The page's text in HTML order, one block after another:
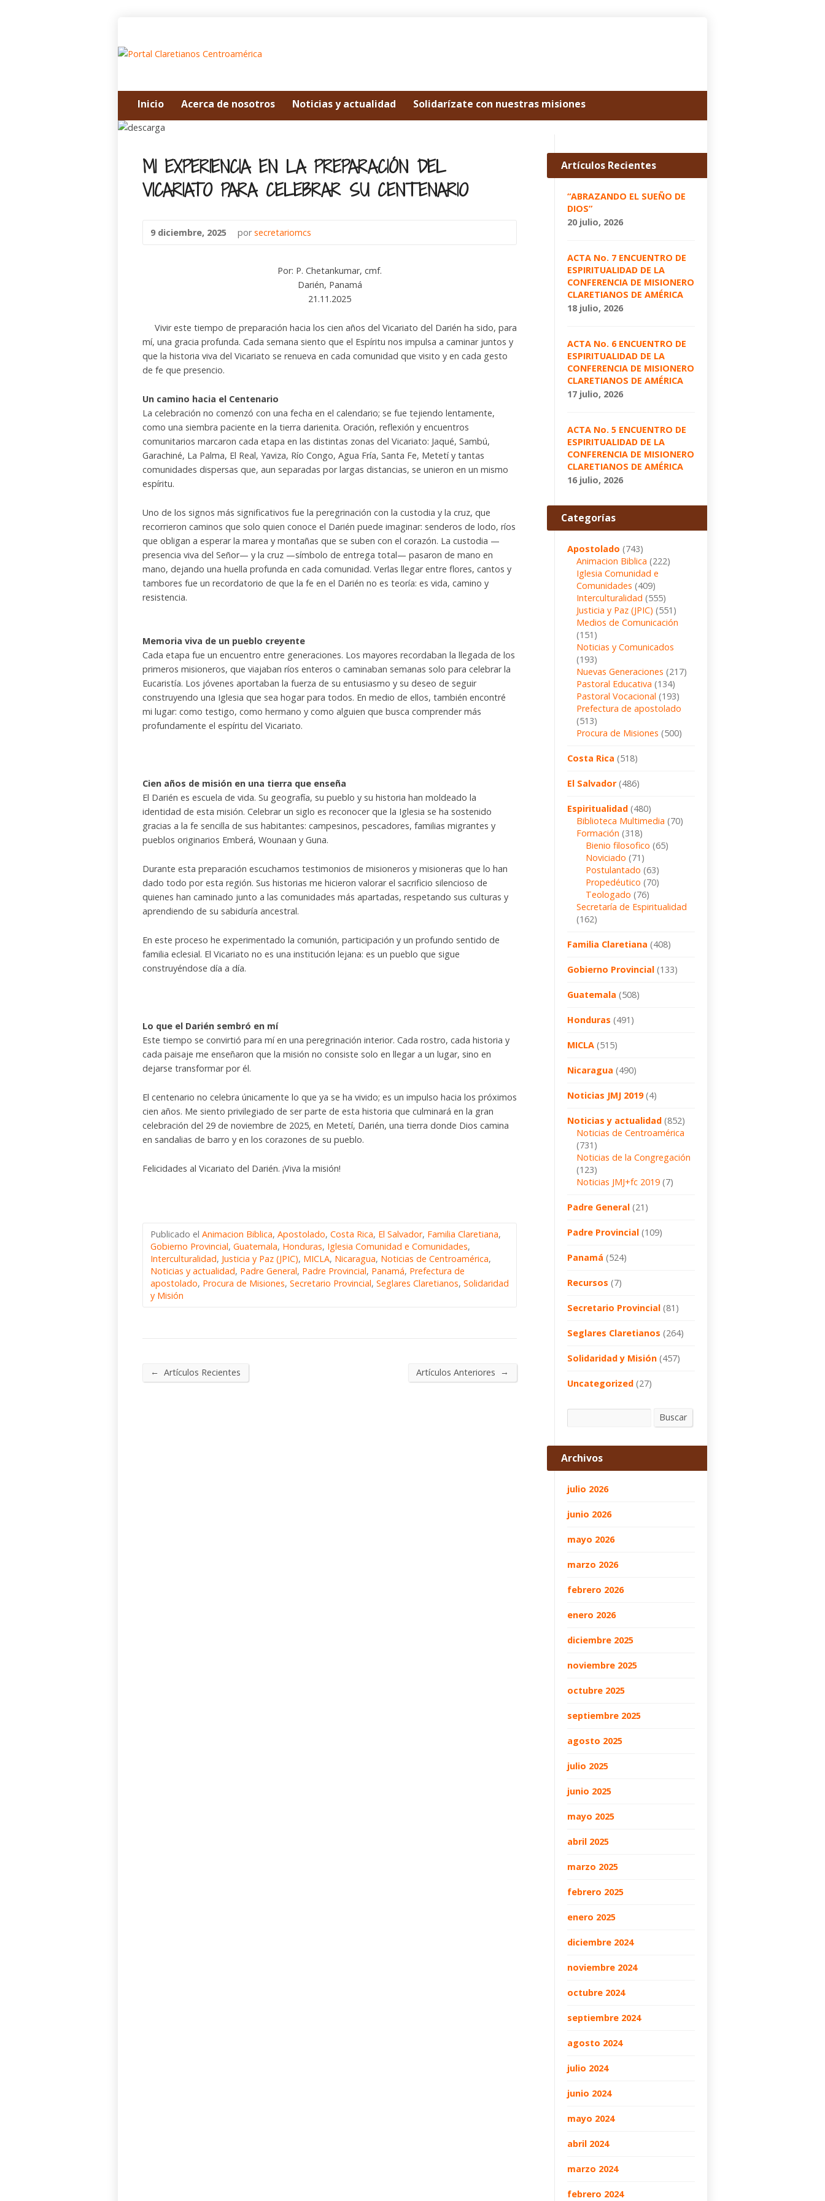
Inicio Acerca de nosotros Noticias y actualidad Solidarízate con nuestras misiones
MI EXPERIENCIA EN LA PREPARACIÓN DEL
VICARIATO PARA CELEBRAR SU CENTENARIO
9 diciembre, 2025 porsecretariomcs
Por: P. Chetankumar, cmf.
Darién, Panamá
21.11.2025
Vivir este tiempo de preparación hacia los cien años del Vicariato del Darién ha sido, para
mí, una gracia profunda. Cada semana siento que el Espíritu nos impulsa a caminar juntos y
que la historia viva del Vicariato se renueva en cada comunidad que visito y en cada gesto
de fe que presencio.
Un camino hacia el Centenario
La celebración no comenzó con una fecha en el calendario; se fue tejiendo lentamente,
como una siembra paciente en la tierra darienita. Oración, reflexión y encuentros
comunitarios marcaron cada etapa en las distintas zonas del Vicariato: Jaqué, Sambú,
Garachiné, La Palma, El Real, Yaviza, Río Congo, Agua Fría, Santa Fe, Metetí y tantas
comunidades dispersas que, aun separadas por largas distancias, se unieron en un mismo
espíritu.
Uno de los signos más significativos fue la peregrinación con la custodia y la cruz, que
recorrieron caminos que solo quien conoce el Darién puede imaginar: senderos de lodo, ríos
que obligan a esperar la marea y montañas que se suben con el corazón. La custodia —
presencia viva del Señor— y la cruz —símbolo de entrega total— pasaron de mano en
mano, dejando una huella profunda en cada comunidad. Verlas llegar entre flores, cantos y
tambores fue un recordatorio de que la fe en el Darién no es teoría: es vida, camino y
resistencia.
Memoria viva de un pueblo creyente
Cada etapa fue un encuentro entre generaciones. Los mayores recordaban la llegada de los
primeros misioneros, que viajaban ríos enteros o caminaban semanas solo para celebrar la
Eucaristía. Los jóvenes aportaban la fuerza de su entusiasmo y su deseo de seguir
construyendo una Iglesia que sea hogar para todos. En medio de ellos, también encontré
mi lugar: como testigo, como hermano y como alguien que busca comprender más
profundamente el espíritu del Vicariato.
Cien años de misión en una tierra que enseña
El Darién es escuela de vida. Su geografía, su pueblo y su historia han moldeado la
identidad de esta misión. Celebrar un siglo es reconocer que la Iglesia se ha sostenido
gracias a la fe sencilla de sus habitantes: campesinos, pescadores, familias migrantes y
pueblos originarios Emberá, Wounaan y Guna.
Durante esta preparación escuchamos testimonios de misioneros y misioneras que lo han
dado todo por esta región. Sus historias me hicieron valorar el sacrificio silencioso de
quienes han caminado junto a las comunidades más apartadas, respetando sus culturas y
aprendiendo de su sabiduría ancestral.
En este proceso he experimentado la comunión, participación y un profundo sentido de
familia eclesial. El Vicariato no es una institución lejana: es un pueblo que sigue
construyéndose día a día.
Lo que el Darién sembró en mí
Este tiempo se convirtió para mí en una peregrinación interior. Cada rostro, cada historia y
cada paisaje me enseñaron que la misión no consiste solo en llegar a un lugar, sino en
dejarse transformar por él.
El centenario no celebra únicamente lo que ya se ha vivido; es un impulso hacia los próximos
cien años. Me siento privilegiado de ser parte de esta historia que culminará en la gran
celebración del 29 de noviembre de 2025, en Metetí, Darién, una tierra donde Dios camina
en sandalias de barro y en los corazones de su pueblo.
Felicidades al Vicariato del Darién. ¡Viva la misión!
Publicado el Animacion Biblica, Apostolado, Costa Rica, El Salvador, Familia Claretiana,
Gobierno Provincial, Guatemala, Honduras, Iglesia Comunidad e Comunidades,
Interculturalidad, Justicia y Paz (JPIC), MICLA, Nicaragua, Noticias de Centroamérica,
Noticias y actualidad, Padre General, Padre Provincial, Panamá, Prefectura de
apostolado, Procura de Misiones, Secretario Provincial, Seglares Claretianos, Solidaridad
y Misión
← Artículos Recientes Artículos Anteriores →
Artículos Recientes
“ABRAZANDO EL SUEÑO DE
DIOS”
20 julio, 2026
ACTA No. 7 ENCUENTRO DE
ESPIRITUALIDAD DE LA
CONFERENCIA DE MISIONERO
CLARETIANOS DE AMÉRICA
18 julio, 2026
ACTA No. 6 ENCUENTRO DE
ESPIRITUALIDAD DE LA
CONFERENCIA DE MISIONERO
CLARETIANOS DE AMÉRICA
17 julio, 2026
ACTA No. 5 ENCUENTRO DE
ESPIRITUALIDAD DE LA
CONFERENCIA DE MISIONERO
CLARETIANOS DE AMÉRICA
16 julio, 2026
Categorías
Apostolado (743)
Animacion Biblica (222)
Iglesia Comunidad e
Comunidades (409)
Interculturalidad (555)
Justicia y Paz (JPIC) (551)
Medios de Comunicación
(151)
Noticias y Comunicados
(193)
Nuevas Generaciones (217)
Pastoral Educativa (134)
Pastoral Vocacional (193)
Prefectura de apostolado
(513)
Procura de Misiones (500)
Costa Rica (518)
El Salvador(486)
Espiritualidad (480)
Biblioteca Multimedia (70)
Formación (318)
Bienio filosofico (65)
Noviciado (71)
Postulantado (63)
Propedéutico (70)
Teologado (76)
Secretaría de Espiritualidad
(162)
Familia Claretiana (408)
Gobierno Provincial (133)
Guatemala (508)
Honduras (491)
MICLA (515)
Nicaragua (490)
Noticias JMJ 2019(4)
Noticias y actualidad (852)
Noticias de Centroamérica
(731)
Noticias de la Congregación
(123)
Noticias JMJ+fc 2019 (7)
Padre General (21)
Padre Provincial (109)
Panamá (524)
Recursos (7)
Secretario Provincial (81)
Seglares Claretianos (264)
Solidaridad y Misión (457)
Uncategorized (27)
Buscar
Archivos
julio 2026
junio 2026
mayo 2026
marzo 2026
febrero 2026
enero 2026
diciembre 2025
noviembre 2025
octubre 2025
septiembre 2025
agosto 2025
julio 2025
junio 2025
mayo 2025
abril 2025
marzo 2025
febrero 2025
enero 2025
diciembre 2024
noviembre 2024
octubre 2024
septiembre 2024
agosto 2024
julio 2024
junio 2024
mayo 2024
abril 2024
marzo 2024
febrero 2024